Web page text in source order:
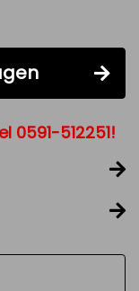
0591-512251!